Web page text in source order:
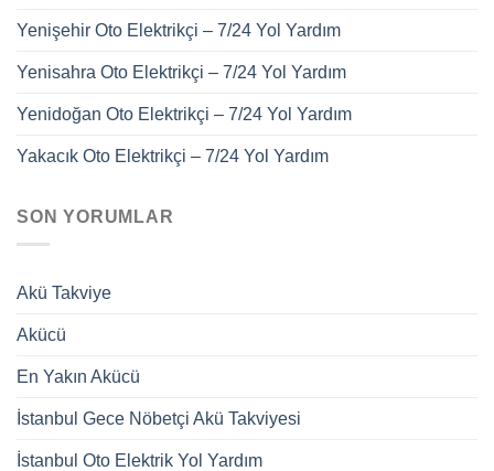
Yenişehir Oto Elektrikçi – 7/24 Yol Yardım
Yenisahra Oto Elektrikçi – 7/24 Yol Yardım
Yenidoğan Oto Elektrikçi – 7/24 Yol Yardım
Yakacık Oto Elektrikçi – 7/24 Yol Yardım
SON YORUMLAR
Akü Takviye
Akücü
En Yakın Akücü
İstanbul Gece Nöbetçi Akü Takviyesi
İstanbul Oto Elektrik Yol Yardım